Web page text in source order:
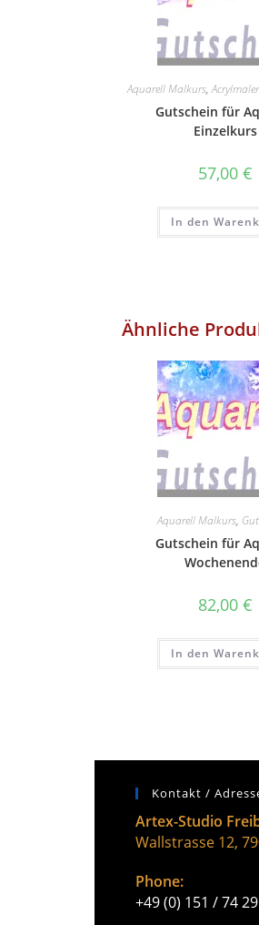
Aquarell Malkurs,
Gutschein für
Einzelkurs
57,00 €
In den
Ähnliche
Aquarell Malkurs,
Gutschein für
82,00 €
In den
Kontakt /
Artex-Studio
Wallstrasse 12,
Phone:
+49 (0) 151 / 74